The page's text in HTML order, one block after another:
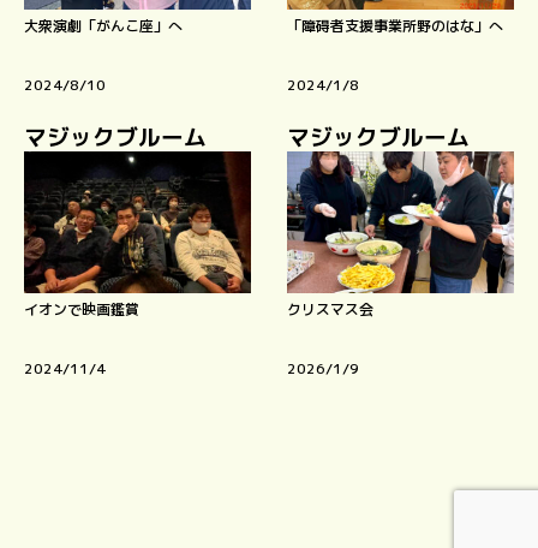
大衆演劇「がんこ座」へ
2024/8/10
「障碍者支援事業所野のはな」へ
2024/1/8
マジックブルーム
イオンで映画鑑賞
2024/11/4
マジックブルーム
クリスマス会
2026/1/9